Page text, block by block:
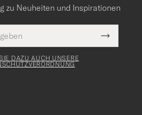
zu Neuheiten und Inspirationen
Submit
Newsletter
DAZU AUCH UNSERE